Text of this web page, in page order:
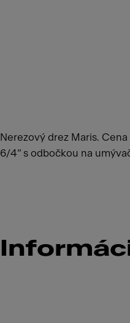
Nerezový drez Maris.
6/4“ s odbočkou na